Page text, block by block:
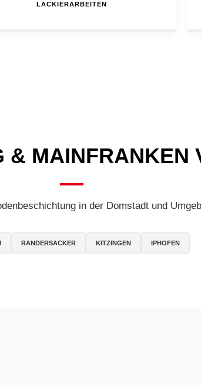
LACKIERARBEITEN
& MAINFRANKEN
in der Domstadt und
RANDERSACKER KITZINGEN IPHOFEN